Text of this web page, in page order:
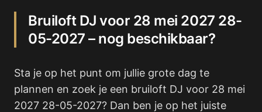
Bruiloft DJ voor 28 mei 2027 28-
05-2027 – nog beschikbaar?
Sta je op het punt om jullie grote dag te
plannen en zoek je een bruiloft DJ voor 28 mei
2027 28-05-2027? Dan ben je op het juiste